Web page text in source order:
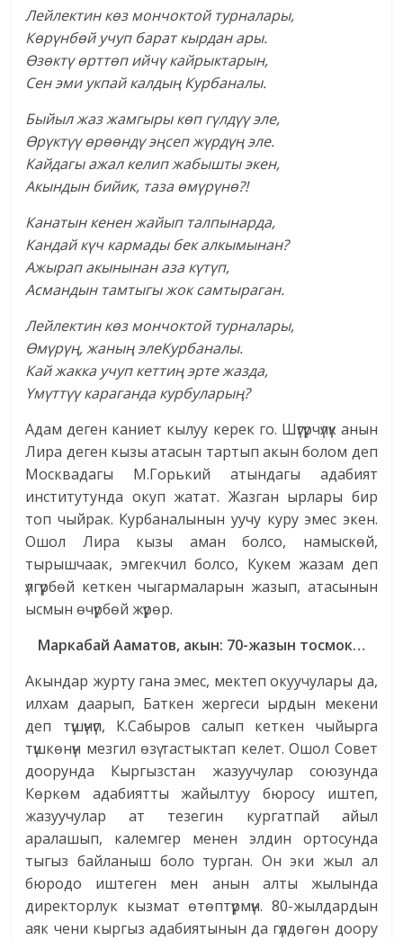
Лейлектин көз мончоктой турналары,
Көрүнбөй учуп барат кырдан ары.
Өзөктү өрттөп ийчү кайрыктарын,
Сен эми укпай калдың Курбаналы.
Быйыл жаз жамгыры көп гүлдүү эле,
Өрүктүү өрөөндү эңсеп жүрдүң эле.
Кайдагы ажал келип жабышты экен,
Акындын бийик, таза өмүрүнө?!
Канатын кенен жайып талпынарда,
Кандай күч кармады бек алкымынан?
Ажырап акынынан аза күтүп,
Асмандын тамтыгы жок самтыраган.
Лейлектин көз мончоктой турналары,
Өмүрүң, жаның элеКурбаналы.
Кай жакка учуп кеттиң эрте жазда,
Үмүттүү караганда курбуларың?
Адам деген каниет кылуу керек го. Шүгүрчүлүк анын
Лира деген кызы атасын тартып акын болом деп
Москвадагы М.Горький атындагы адабият
институтунда окуп жатат. Жазган ырлары бир
топ чыйрак. Курбаналынын уучу куру эмес экен.
Ошол Лира кызы аман болсо, намыскөй,
тырышчаак, эмгекчил болсо, Кукем жазам деп
үлгүрбөй кеткен чыгармаларын жазып, атасынын
ысмын өчүрбөй жүрөр.
Маркабай Ааматов, акын: 70-жазын тосмок…
Акындар журту гана эмес, мектеп окуучулары да,
илхам даарып, Баткен жергеси ырдын мекени
деп түшүнүп, К.Сабыров салып кеткен чыйырга
түшкөнүн мезгил өзү тастыктап келет. Ошол Совет
доорунда Кыргызстан жазуучулар союзунда
Көркөм адабиятты жайылтуу бюросу иштеп,
жазуучулар ат тезегин кургатпай айыл
аралашып, калемгер менен элдин ортосунда
тыгыз байланыш боло турган. Он эки жыл ал
бюродо иштеген мен анын алты жылында
директорлук кызмат өтөптүрмүн. 80-жылдардын
аяк чени кыргыз адабиятынын да гүлдөгөн доору